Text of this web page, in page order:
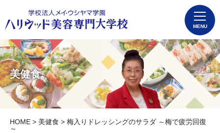
MENU
美健食
HOME > 美健食 > 梅入りドレッシングのサラダ ～梅で疲労回復
～